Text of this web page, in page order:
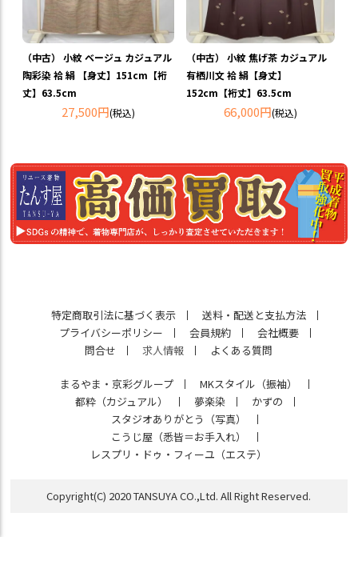
（中古） 小紋 ベージュ カジュアル
陶彩染 袷 絹 【身丈】151cm【裄
丈】63.5cm
27,500円(税込)
（中古） 小紋 焦げ茶 カジュアル
有栖川文 袷 絹【身丈】
152cm【裄丈】63.5cm
66,000円(税込)
特定商取引法に基づく表示
送料・配送と支払方法
プライバシーポリシー
会員規約
会社概要
問合せ
求人情報 よくある質問
まるやま・京彩グループ
MKスタイル（振袖）
都粋（カジュアル）
夢楽染
かずの
スタジオありがとう（写真）
こうじ屋（悉皆＝お手入れ）
レスプリ・ドゥ・フィーユ（エステ）
Copyright(C) 2020 TANSUYA CO.,Ltd. All Right Reserved.